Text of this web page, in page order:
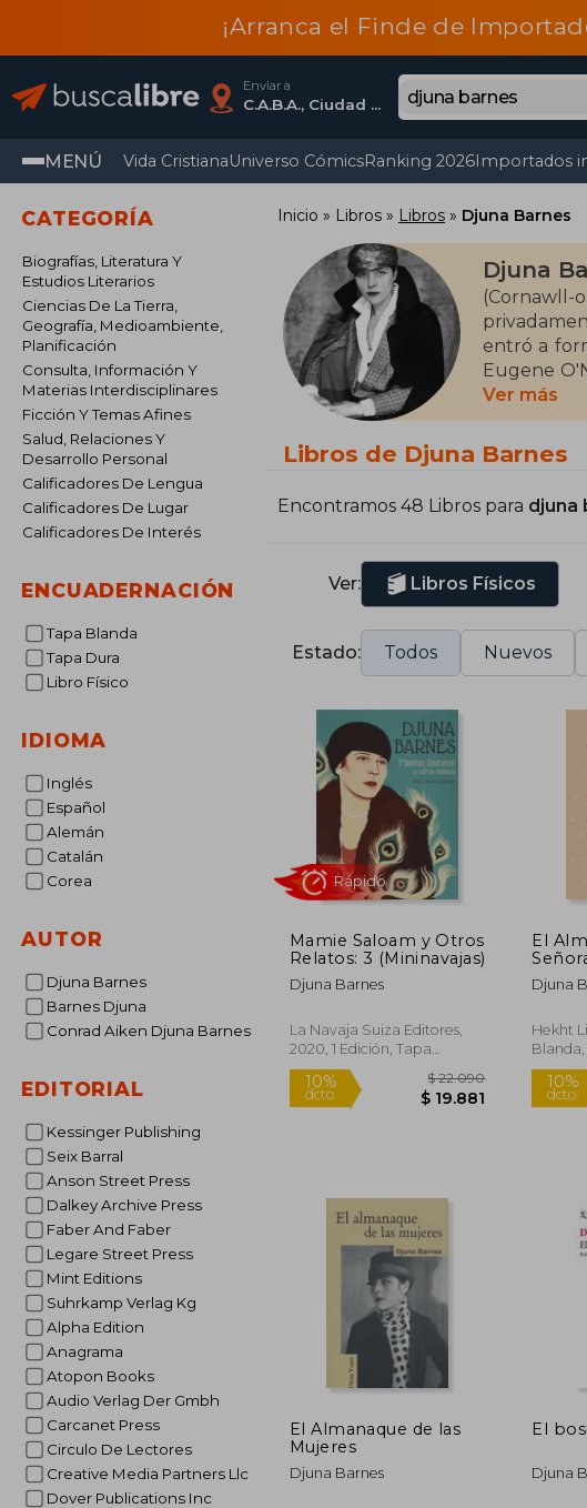
¡Arranca el Finde de
Enviar a
C.A.B.A., Ciudad Autónoma De Buenos Aires
MENÚ Vida CristianaUniverso CómicsRanking 2026Importados
CATEGORÍA
Biografías, Literatura Y
Estudios Literarios
Ciencias De La Tierra,
Geografía, Medioambiente,
Planificación
Consulta, Información Y
Materias Interdisciplinares
Ficción Y Temas Afines
Salud, Relaciones Y
Desarrollo Personal
Calificadores De Lengua
Calificadores De Lugar
Calificadores De Interés
ENCUADERNACIÓN
Tapa Blanda
Tapa Dura
Libro Físico
IDIOMA
Inglés
Español
Alemán
Catalán
Corea
AUTOR
Djuna Barnes
Barnes Djuna
Conrad Aiken Djuna Barnes
EDITORIAL
Kessinger Publishing
Seix Barral
Anson Street Press
Dalkey Archive Press
Faber And Faber
Legare Street Press
Mint Editions
Suhrkamp Verlag Kg
Alpha Edition
Anagrama
Atopon Books
Audio Verlag Der Gmbh
Carcanet Press
Circulo De Lectores
Creative Media Partners Llc
Dover Publications Inc
Inicio Libros Libros Djuna Barnes
Djuna
(Cornawll-
entró a
Eugene
los artistas
las
James
Ver más
Libros de Djuna Barnes
Encontramos 48 Libros para djuna
Ver: Libros Físicos
Estado: Todos Nuevos
Mamie Saloam y Otros
Relatos: 3 (Mininavajas)
Djuna Barnes
La Navaja Suiza Editores,
2020, 1 Edición, Tapa
Blanda, Nuevo
10%
dcto.
Rápido
El
Djuna
Hekht
El Almanaque de las
Mujeres
Djuna Barnes
El
Djuna